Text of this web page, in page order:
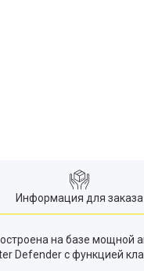
Информация для заказа
на базе мощной
Defender с функцией